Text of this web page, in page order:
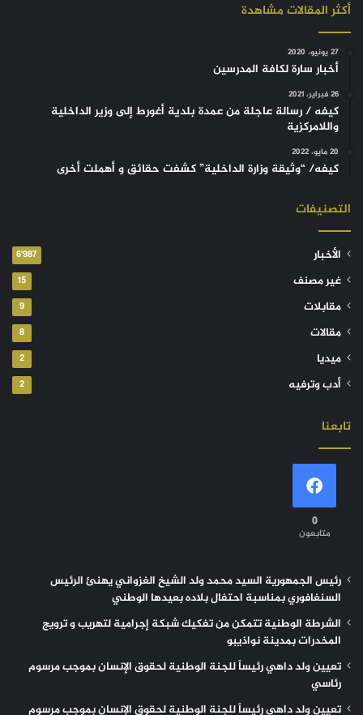
أكثر المقالات مشاهدة
27 يونيو، 2020
أخبار سارة لكافة المدرسين
26 فبراير، 2021
كيفه / رسالة عاجلة من عمدة بلدية أغورط إلى وزير الداخلية
واللامركزية
20 مايو، 2022
كيفه/ “وثيقة وزارة الداخلية” كشفت حقائق و أهملت أخرى
التصنيفات
الأخبار 6٬987
غير مصنف 15
مقابلات 9
مقالات 8
ميديا 2
أدب وترفيه 2
تابعنا
0
متابعون
رئيس الجمهورية السيد محمد ولد الشيخ الغزواني يهنئ الرئيس
السنغافوري بمناسبة احتفال بلاده بعيدها الوطني
الشرطة الوطنية تتمكن من تفكيك شبكة إجرامية لتهريب و ترويج
المخدرات بمدينة نواذيبو
تعيين ولد داهي رئيساً للجنة الوطنية لحقوق الإنسان بموجب مرسوم
رئاسي
تعيين ولد داهي رئيساً للجنة الوطنية لحقوق الإنسان بموجب مرسوم